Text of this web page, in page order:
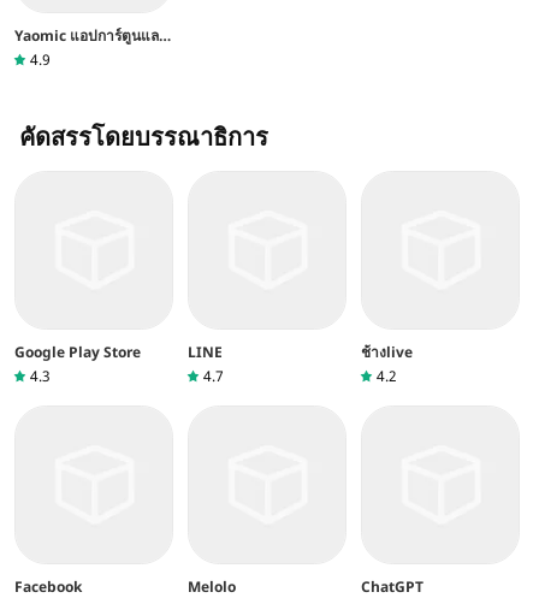
Yaomic แอปการ์ตูนและ
นิยายวาย
4.9
คัดสรรโดยบรรณาธิการ
Google Play Store
4.3
LINE
4.7
ช้างlive
4.2
Facebook
Melolo
ChatGPT